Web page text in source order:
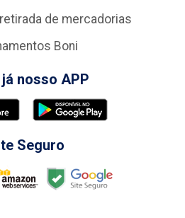
de mercadorias
Boni
nosso APP
Seguro